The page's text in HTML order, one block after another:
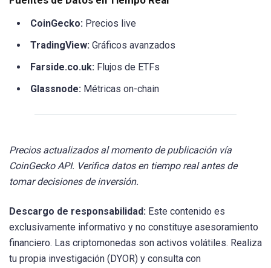
CoinGecko: Precios live
TradingView: Gráficos avanzados
Farside.co.uk: Flujos de ETFs
Glassnode: Métricas on-chain
Precios actualizados al momento de publicación vía
CoinGecko API. Verifica datos en tiempo real antes de
tomar decisiones de inversión.
Descargo de responsabilidad: Este contenido es
exclusivamente informativo y no constituye asesoramiento
financiero. Las criptomonedas son activos volátiles. Realiza
tu propia investigación (DYOR) y consulta con